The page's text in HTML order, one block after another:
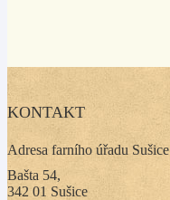
KONTAKT
Adresa farního úřadu Sušice
Bašta 54,
342 01 Sušice